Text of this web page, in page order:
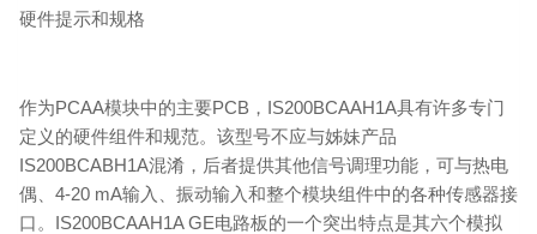
硬件提示和规格
作为PCAA模块中的主要PCB，IS200BCAAH1A具有许多专门
定义的硬件组件和规范。该型号不应与姊妹产品
IS200BCABH1A混淆，后者提供其他信号调理功能，可与热电
偶、4-20 mA输入、振动输入和整个模块组件中的各种传感器接
口。IS200BCAAH1A GE电路板的一个突出特点是其六个模拟